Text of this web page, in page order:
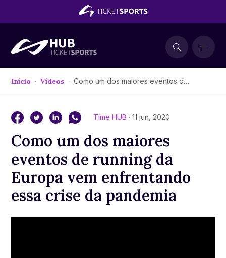
Início Vídeos Como um dos maiores eventos de running da Europa vem enfrentando essa crise da pandemia
Time HUB · 11 jun, 2020
Como um dos maiores
eventos de running da
Europa vem enfrentando
essa crise da pandemia